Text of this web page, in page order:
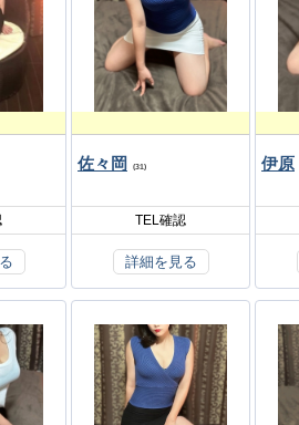
佐々岡 (31)
TEL確認
詳細を見る
伊原